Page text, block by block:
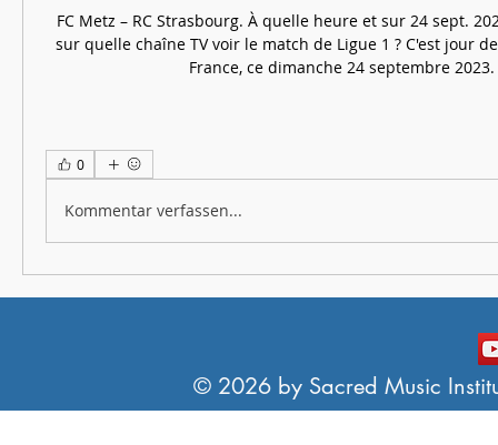
FC Metz – RC Strasbourg. À quelle heure et sur 24 sept.
sur quelle chaîne TV voir le match de Ligue 1 ? C'est jour
France, ce dimanche 24 septembre 2023.
0
Kommentar verfassen...
© 2026 by Sacred Music